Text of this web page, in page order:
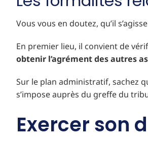
Vous vous en doutez, qu’il
En premier lieu, il convient de
obtenir l’agrément des autres
Sur le plan administratif, sachez
s’impose auprès du greffe du
Exercer son